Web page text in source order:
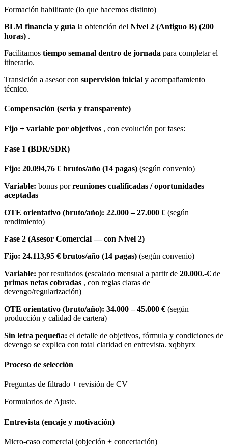
Formación habilitante (lo que hacemos distinto)
BLM financia y guía la obtención del Nivel 2 (Antiguo B) (200
horas) .
Facilitamos tiempo semanal dentro de jornada para completar el
itinerario.
Transición a asesor con supervisión inicial y acompañamiento
técnico.
Compensación (seria y transparente)
Fijo + variable por objetivos , con evolución por fases:
Fase 1 (BDR/SDR)
Fijo: 20.094,76 € brutos/año (14 pagas) (según convenio)
Variable: bonus porreuniones cualificadas / oportunidades
aceptadas
OTE orientativo (bruto/año): 22.000 – 27.000 € (según
rendimiento)
Fase 2 (Asesor Comercial — con Nivel 2)
Fijo: 24.113,95 € brutos/año (14 pagas) (según convenio)
Variable: por resultados (escalado mensual a partir de 20.000.-€ de
primas netas cobradas , con reglas claras de
devengo/regularización)
OTE orientativo (bruto/año): 34.000 – 45.000 € (según
producción y calidad de cartera)
Sin letra pequeña: el detalle de objetivos, fórmula y condiciones de
devengo se explica con total claridad en entrevista. xqbhyrx
Proceso de selección
Preguntas de filtrado + revisión de CV
Formularios de Ajuste.
Entrevista (encaje y motivación)
Micro-caso comercial (objeción + concertación)